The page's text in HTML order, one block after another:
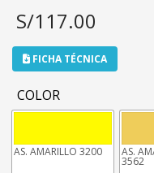
S/117.00
FICHA TÉCNICA
COLOR
AS. AMARILLO 3200 AS.
3562